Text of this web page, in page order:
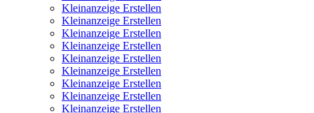
Kleinanzeige Erstellen
Kleinanzeige Erstellen
Kleinanzeige Erstellen
Kleinanzeige Erstellen
Kleinanzeige Erstellen
Kleinanzeige Erstellen
Kleinanzeige Erstellen
Kleinanzeige Erstellen
Kleinanzeige Erstellen